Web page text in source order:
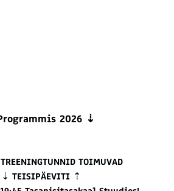
2026 ⇣
TOIMUVAD
⇣TEISIPÄEVITI ⇡